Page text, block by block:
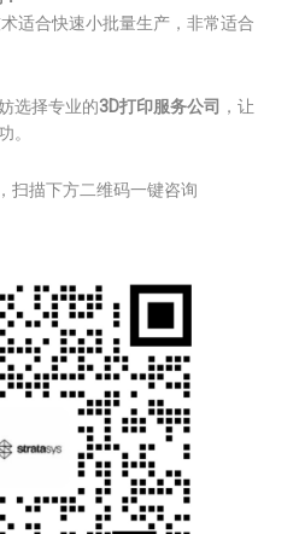
适合快速小批量生产，非常适合
选择专业的3D打印服务公司 ，让
。
扫描下方二维码一键咨询